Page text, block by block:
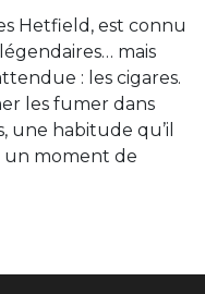
Hetfield, est connu
mais
: les cigares.
les fumer dans
une habitude qu’il
un moment de